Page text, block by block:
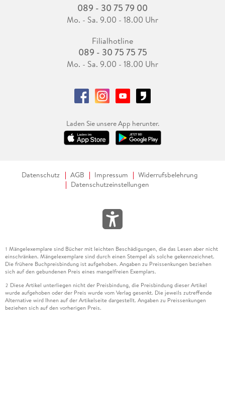
089 - 30 75 79 00
Mo. - Sa. 9.00 - 18.00 Uhr
Filialhotline
089 - 30 75 75 75
Mo. - Sa. 9.00 - 18.00 Uhr
Laden Sie unsere App herunter.
Datenschutz AGB Impressum
Widerrufsbelehrung
Datenschutzeinstellungen
1 Mängelexemplare sind Bücher mit leichten Beschädigungen, die das Lesen aber nicht
einschränken. Mängelexemplare sind durch einen Stempel als solche gekennzeichnet.
Die frühere Buchpreisbindung ist aufgehoben. Angaben zu Preissenkungen beziehen
sich auf den gebundenen Preis eines mangelfreien Exemplars.
2 Diese Artikel unterliegen nicht der Preisbindung, die Preisbindung dieser Artikel
wurde aufgehoben oder der Preis wurde vom Verlag gesenkt. Die jeweils zutreffende
Alternative wird Ihnen auf der Artikelseite dargestellt. Angaben zu Preissenkungen
beziehen sich auf den vorherigen Preis.